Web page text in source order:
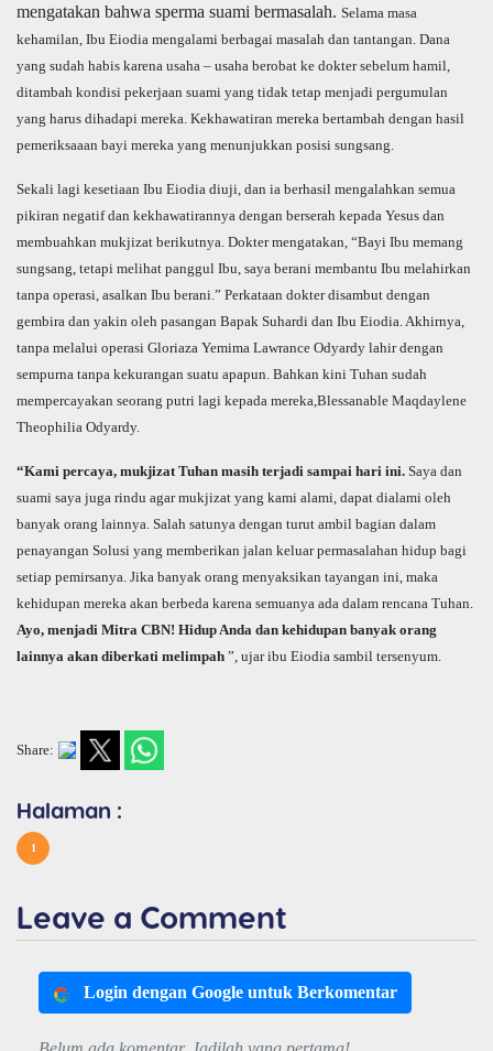
mengatakan bahwa sperma suami bermasalah. Selama masa
kehamilan, Ibu Eiodia mengalami berbagai masalah dan tantangan. Dana
yang sudah habis karena usaha – usaha berobat ke dokter sebelum hamil,
ditambah kondisi pekerjaan suami yang tidak tetap menjadi pergumulan
yang harus dihadapi mereka. Kekhawatiran mereka bertambah dengan hasil
pemeriksaaan bayi mereka yang menunjukkan posisi sungsang.
Sekali lagi kesetiaan Ibu Eiodia diuji, dan ia berhasil mengalahkan semua
pikiran negatif dan kekhawatirannya dengan berserah kepada Yesus dan
membuahkan mukjizat berikutnya. Dokter mengatakan, “Bayi Ibu memang
sungsang, tetapi melihat panggul Ibu, saya berani membantu Ibu melahirkan
tanpa operasi, asalkan Ibu berani.” Perkataan dokter disambut dengan
gembira dan yakin oleh pasangan Bapak Suhardi dan Ibu Eiodia. Akhirnya,
tanpa melalui operasi Gloriaza Yemima Lawrance Odyardy lahir dengan
sempurna tanpa kekurangan suatu apapun. Bahkan kini Tuhan sudah
mempercayakan seorang putri lagi kepada mereka,Blessanable Maqdaylene
Theophilia Odyardy.
“Kami percaya, mukjizat Tuhan masih terjadi sampai hari ini. Saya dan
suami saya juga rindu agar mukjizat yang kami alami, dapat dialami oleh
banyak orang lainnya. Salah satunya dengan turut ambil bagian dalam
penayangan Solusi yang memberikan jalan keluar permasalahan hidup bagi
setiap pemirsanya. Jika banyak orang menyaksikan tayangan ini, maka
kehidupan mereka akan berbeda karena semuanya ada dalam rencana Tuhan.
Ayo, menjadi Mitra CBN! Hidup Anda dan kehidupan banyak orang
lainnya akan diberkati melimpah ”, ujar ibu Eiodia sambil tersenyum.
Share:
Halaman :
1
Leave a Comment
Login dengan Google untuk Berkomentar